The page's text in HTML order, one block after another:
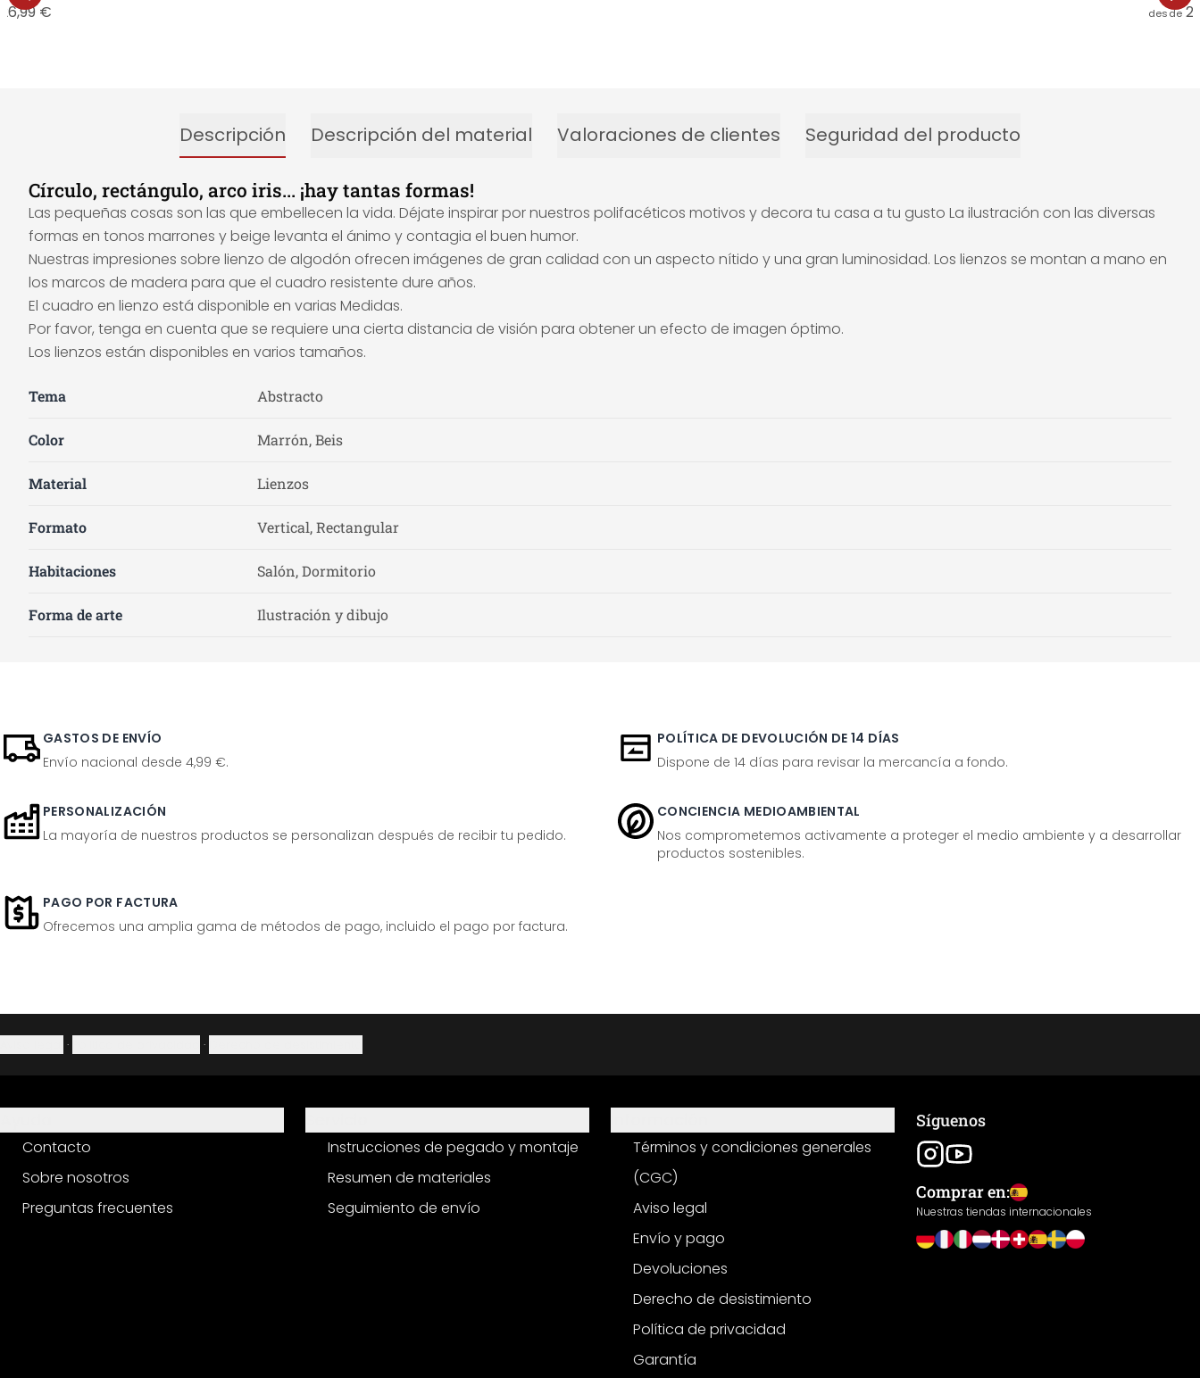
26,99 €
desde
Descripción Descripción del material Valoraciones de clientes Seguridad del producto
Círculo, rectángulo, arco iris... ¡hay tantas formas!
Las pequeñas cosas son las que embellecen la vida. Déjate inspirar por nuestros polifacéticos motivos y decora tu casa a tu gusto La ilustración con las diversas
formas en tonos marrones y beige levanta el ánimo y contagia el buen humor.
Nuestras impresiones sobre lienzo de algodón ofrecen imágenes de gran calidad con un aspecto nítido y una gran luminosidad. Los lienzos se montan a mano en
los marcos de madera para que el cuadro resistente dure años.
El cuadro en lienzo está disponible en varias Medidas.
Por favor, tenga en cuenta que se requiere una cierta distancia de visión para obtener un efecto de imagen óptimo.
Los lienzos están disponibles en varios tamaños.
Tema Abstracto
Color Marrón, Beis
Material Lienzos
Formato Vertical, Rectangular
Habitaciones Salón, Dormitorio
Forma de arte Ilustración y dibujo
GASTOS DE ENVÍO
Envío nacional desde 4,99 €.
POLÍTICA DE DEVOLUCIÓN DE 14 DÍAS
Dispone de 14 días para revisar la mercancía a fondo.
PERSONALIZACIÓN
La mayoría de nuestros productos se personalizan después de recibir tu pedido.
CONCIENCIA MEDIOAMBIENTAL
Nos comprometemos activamente a proteger el medio ambiente y a desarrollar
productos sostenibles.
PAGO POR FACTURA
Ofrecemos una amplia gama de métodos de pago, incluido el pago por factura.
· ·
Contacto
Sobre nosotros
Preguntas frecuentes
Instrucciones de pegado y montaje
Resumen de materiales
Seguimiento de envío
Términos y condiciones generales
(CGC)
Aviso legal
Envío y pago
Devoluciones
Derecho de desistimiento
Política de privacidad
Garantía
Síguenos
Comprar en:
Nuestras tiendas internacionales